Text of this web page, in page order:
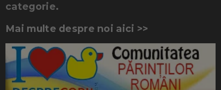
categorie.
Mai multe despre noi aici >>